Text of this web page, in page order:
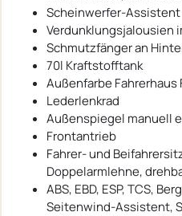
Scheinwerfer-
Verdunklungsjalousien
Schmutzfänger an
70l Kraftstofftank
Außenfarbe Fahrerhaus
Lederlenkrad
Außenspiegel manuell
Frontantrieb
Fahrer- und
Doppelarmlehne,
ABS, EBD, ESP, TCS,
Seitenwind-Assistent,